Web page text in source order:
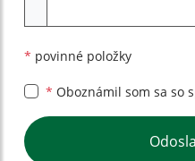
* povinné položky
* Oboznámil som sa so
Google reCaptcha